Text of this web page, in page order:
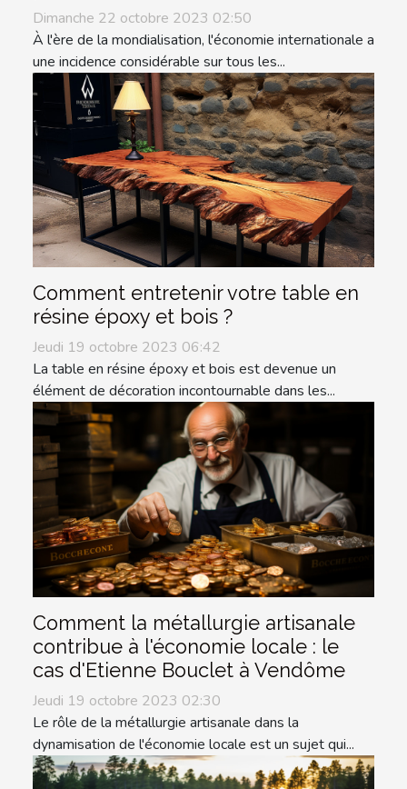
Dimanche 22 octobre 2023 02:50
À l'ère de la mondialisation, l'économie internationale a
une incidence considérable sur tous les...
Comment entretenir votre table en
résine époxy et bois ?
Jeudi 19 octobre 2023 06:42
La table en résine époxy et bois est devenue un
élément de décoration incontournable dans les...
Comment la métallurgie artisanale
contribue à l'économie locale : le
cas d'Etienne Bouclet à Vendôme
Jeudi 19 octobre 2023 02:30
Le rôle de la métallurgie artisanale dans la
dynamisation de l'économie locale est un sujet qui...